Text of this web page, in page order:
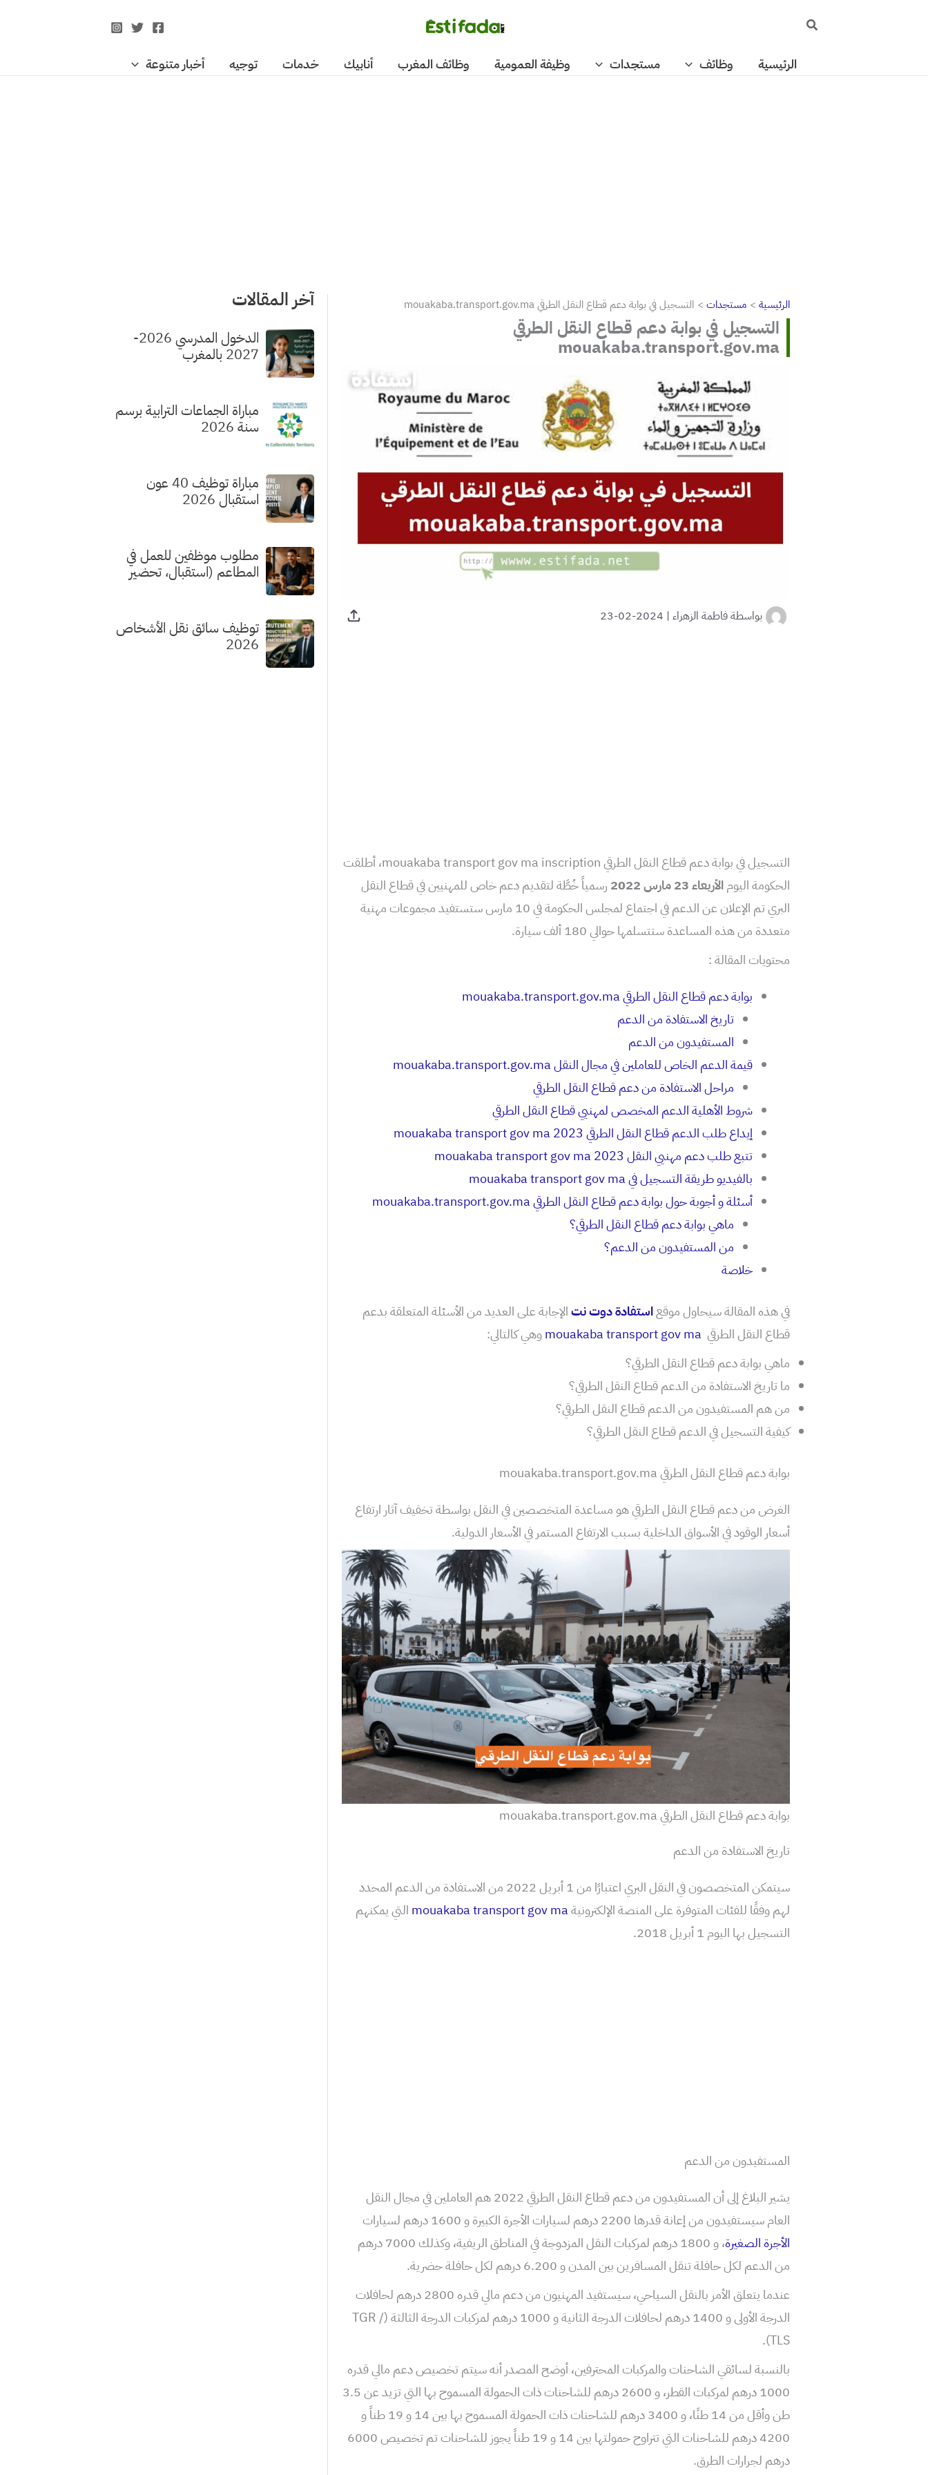
البحث
الرئيسية وظائف مستجدات وظيفة العمومية وظائف المغرب أنابيك خدمات توجيه أخبار متنوعة
الرئيسية مستجدات التسجيل في بوابة دعم قطاع النقل الطرقي mouakaba.transport.gov.ma
التسجيل في بوابة دعم قطاع النقل الطرقي
mouakaba.transport.gov.ma
بواسطةفاطمة الزهراء |
2024-02-23
التسجيل في بوابة دعم قطاع النقل الطرقي mouakaba transport gov ma inscription، أطلقت
الحكومة اليومالأربعاء 23 مارس 2022
رسمياً خُطَّة لتقديم دعم خاص للمهنيين في قطاع النقل
البري تم الإعلان عن الدعم في اجتماع لمجلس الحكومة في 10 مارس ستستفيد مجموعات مهنية
متعددة من هذه المساعدة ستتسلمها حوالي 180 ألف سيارة.
محتويات المقالة :
بوابة دعم قطاع النقل الطرقي mouakaba.transport.gov.ma
تاريخ الاستفادة من الدعم
المستفيدون من الدعم
قيمة الدعم الخاص للعاملين في مجال النقل mouakaba.transport.gov.ma
مراحل الاستفادة من دعم قطاع النقل الطرقي
شروط الأهلية الدعم المخصص لمهنيي قطاع النقل الطرقي
إيداع طلب الدعم قطاع النقل الطرقي mouakaba transport gov ma 2023
تتبع طلب دعم مهنيي النقل mouakaba transport gov ma 2023
بالفيديو طريقة التسجيل في mouakaba transport gov ma
أسئلة و أجوبة حول بوابة دعم قطاع النقل الطرقي mouakaba.transport.gov.ma
ماهي بوابة دعم قطاع النقل الطرقي؟
من المستفيدون من الدعم؟
خلاصة
في هذه المقالة سيحاول موقعاستفادة دوت نتالإجابة على العديد من الأسئلة المتعلقة بدعم
قطاع النقل الطرقي mouakaba transport gov maوهي كالتالي:
ماهي بوابة دعم قطاع النقل الطرقي؟
ما تاريخ الاستفادة من الدعم قطاع النقل الطرقي؟
من هم المستفيدون من الدعم قطاع النقل الطرقي؟
كيفية التسجيل في الدعم قطاع النقل الطرقي؟
بوابة دعم قطاع النقل الطرقي mouakaba.transport.gov.ma
الغرض من دعم قطاع النقل الطرقي هو مساعدة المتخصصين في النقل بواسطة تخفيف آثار ارتفاع
أسعار الوقود في الأسواق الداخلية بسبب الارتفاع المستمر في الأسعار الدولية.
بوابة دعم قطاع النقل الطرقي mouakaba.transport.gov.ma
تاريخ الاستفادة من الدعم
سيتمكن المتخصصون في النقل البري اعتبارًا من 1 أبريل 2022 من الاستفادة من الدعم المحدد
لهم وفقًا للفئات المتوفرة على المنصة الإلكترونيةmouakaba transport gov ma التي يمكنهم
التسجيل بها اليوم 1 أبريل 2018.
المستفيدون من الدعم
يشير البلاغ إلى أن المستفيدون من دعم قطاع النقل الطرقي 2022 هم العاملين في مجال النقل
العام سيستفيدون من إعانة قدرها 2200 درهم لسيارات الأجرة الكبيرة و 1600 درهم لسيارات
الأجرة الصغيرة
، و 1800 درهم لمركبات النقل المزدوجة في المناطق الريفية، وكذلك 7000 درهم
من الدعم لكل حافلة تنقل المسافرين بين المدن و 6.200 درهم لكل حافلة حضرية.
عندما يتعلق الأمر بالنقل السياحي، سيستفيد المهنيون من دعم مالي قدره 2800 درهم لحافلات
الدرجة الأولى و 1400 درهم لحافلات الدرجة الثانية و 1000 درهم لمركبات الدرجة الثالثة (TGR /
TLS).
بالنسبة لسائقي الشاحنات والمركبات المحترفين، أوضح المصدر أنه سيتم تخصيص دعم مالي قدره
1000 درهم لمركبات القطر، و 2600 درهم للشاحنات ذات الحمولة المسموح بها التي تزيد عن 3.5
طن وأقل من 14 طنًا، و 3400 درهم للشاحنات ذات الحمولة المسموح بها بين 14 و 19 طناً و
4200 درهم للشاحنات التي تتراوح حمولتها بين 14 و 19 طناً يجوز للشاحنات تم تخصيص 6000
درهم لجرارات الطرق.
آخر المقالات
الدخول المدرسي 2026-
2027 بالمغرب
مباراة الجماعات الترابية برسم
سنة 2026
مباراة توظيف 40 عون
استقبال 2026
مطلوب موظفين للعمل في
المطاعم (استقبال، تحضير
توظيف سائق نقل الأشخاص
2026